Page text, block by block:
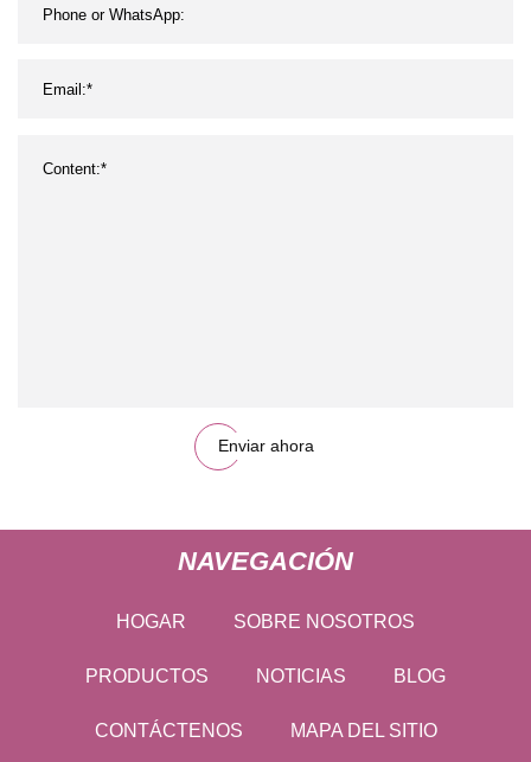
Enviar ahora
NAVEGACIÓN
HOGAR SOBRE NOSOTROS
PRODUCTOS NOTICIAS BLOG
CONTÁCTENOS MAPA DEL SITIO